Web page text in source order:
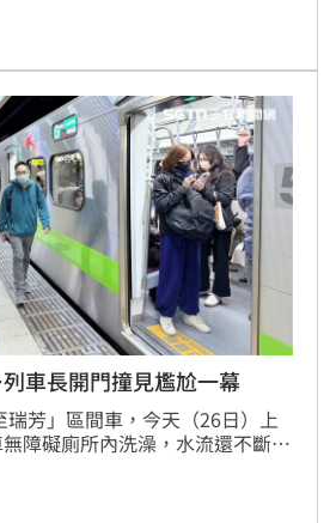
減少、硬度不足且持續三個月以
動。及早針對血管、荷爾蒙等因
拾自信，更能守護全身健康。
車長開門撞見尷尬一幕
芳」區間車，今天（26日）上
障礙廁所內洗澡，水流還不斷流
；同車的乘客也傻眼並將所見所